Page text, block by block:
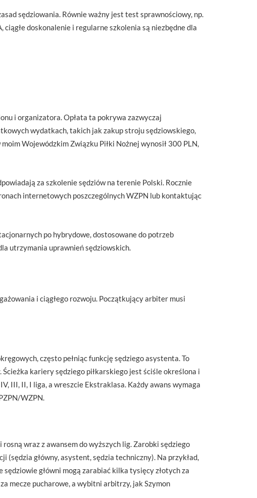
sędziowania. Równie ważny jest test sprawnościowy, np.
doskonalenie i regularne szkolenia są niezbędne dla
i organizatora. Opłata ta pokrywa zazwyczaj
wydatkach, takich jak zakup stroju sędziowskiego,
Wojewódzkim Związku Piłki Nożnej wynosił 300 PLN,
za szkolenie sędziów na terenie Polski. Rocznie
internetowych poszczególnych WZPN lub kontaktując
po hybrydowe, dostosowane do potrzeb
utrzymania uprawnień sędziowskich.
i ciągłego rozwoju. Początkujący arbiter musi
często pełniąc funkcję sędziego asystenta. To
kariery sędziego piłkarskiego jest ściśle określona i
III, II, I liga, a wreszcie Ekstraklasa. Każdy awans wymaga
WZPN.
wraz z awansem do wyższych lig. Zarobki sędziego
(sędzia główny, asystent, sędzia techniczny). Na przykład,
główni mogą zarabiać kilka tysięcy złotych za
mecze pucharowe, a wybitni arbitrzy, jak Szymon